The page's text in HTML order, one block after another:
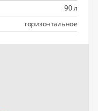
90 л
горизонтальное